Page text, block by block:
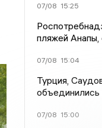
07/08 15:25
пляжей
07/08 15:04
Турция,
07/08 15:00